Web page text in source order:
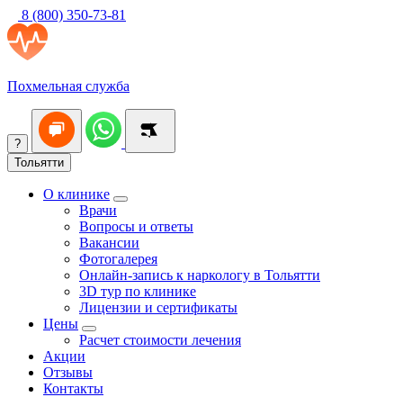
8 (800) 350-73-81
Похмельная служба
?
Тольятти
О клинике
Врачи
Вопросы и ответы
Вакансии
Фотогалерея
Онлайн-запись к наркологу в Тольятти
3D тур по клинике
Лицензии и сертификаты
Цены
Расчет стоимости лечения
Акции
Отзывы
Контакты